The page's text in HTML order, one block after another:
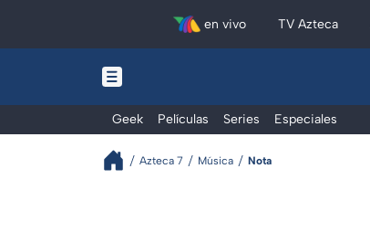
en vivo TV Azteca
Geek Películas Series Especiales
Azteca 7 Música Nota